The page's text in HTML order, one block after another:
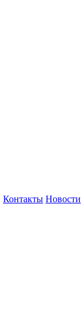
Контакты Новости